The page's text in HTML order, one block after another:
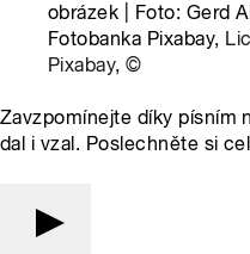
obrázek | Foto: Gerd
Fotobanka Pixabay,
Pixabay,©
Zavzpomínejte díky písním
dal i vzal. Poslechněte si